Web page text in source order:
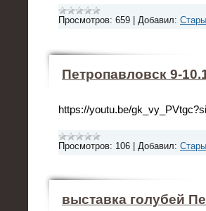
Просмотров: 659 Добавил:
Петропавловск 9-
https://youtu.be/
Просмотров: 106 Добавил:
выставка голубей